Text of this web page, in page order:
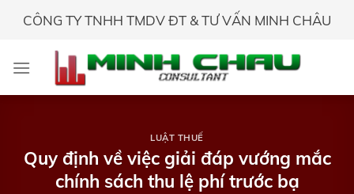
CÔNG TY TNHH TMDV ĐT & TƯ VẤN MINH CHÂU
LUẬT THUẾ
Quy định về việc giải đáp vướng mắc
chính sách thu lệ phí trước bạ